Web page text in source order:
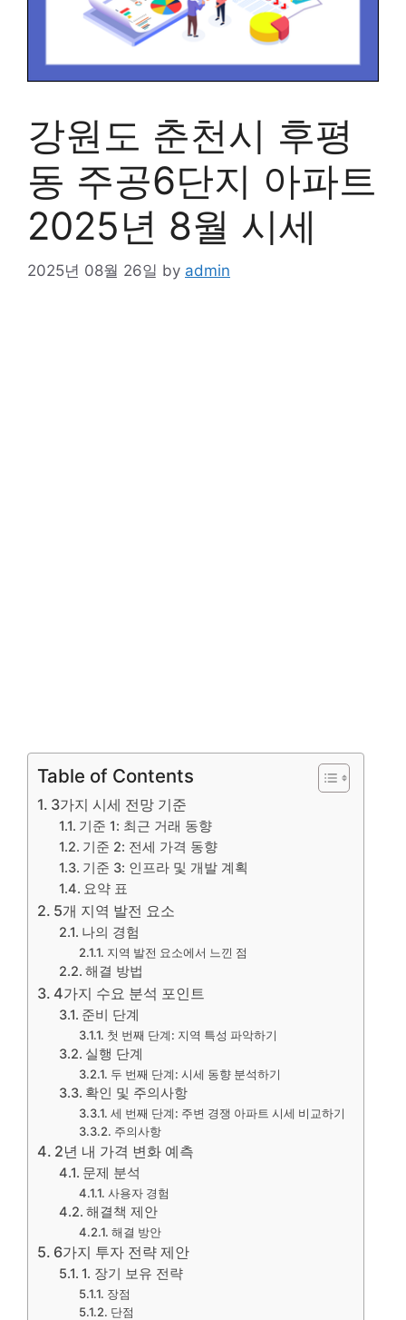
강원도 춘천시 후평
동 주공6단지 아파트
2025년 8월 시세
2025년 08월 26일 by admin
Table of Contents
3가지 시세 전망 기준
기준 1: 최근 거래 동향
기준 2: 전세 가격 동향
기준 3: 인프라 및 개발 계획
요약 표
5개 지역 발전 요소
나의 경험
지역 발전 요소에서 느낀 점
해결 방법
4가지 수요 분석 포인트
준비 단계
첫 번째 단계: 지역 특성 파악하기
실행 단계
두 번째 단계: 시세 동향 분석하기
확인 및 주의사항
세 번째 단계: 주변 경쟁 아파트 시세 비교하기
주의사항
2년 내 가격 변화 예측
문제 분석
사용자 경험
해결책 제안
해결 방안
6가지 투자 전략 제안
1. 장기 보유 전략
장점
단점